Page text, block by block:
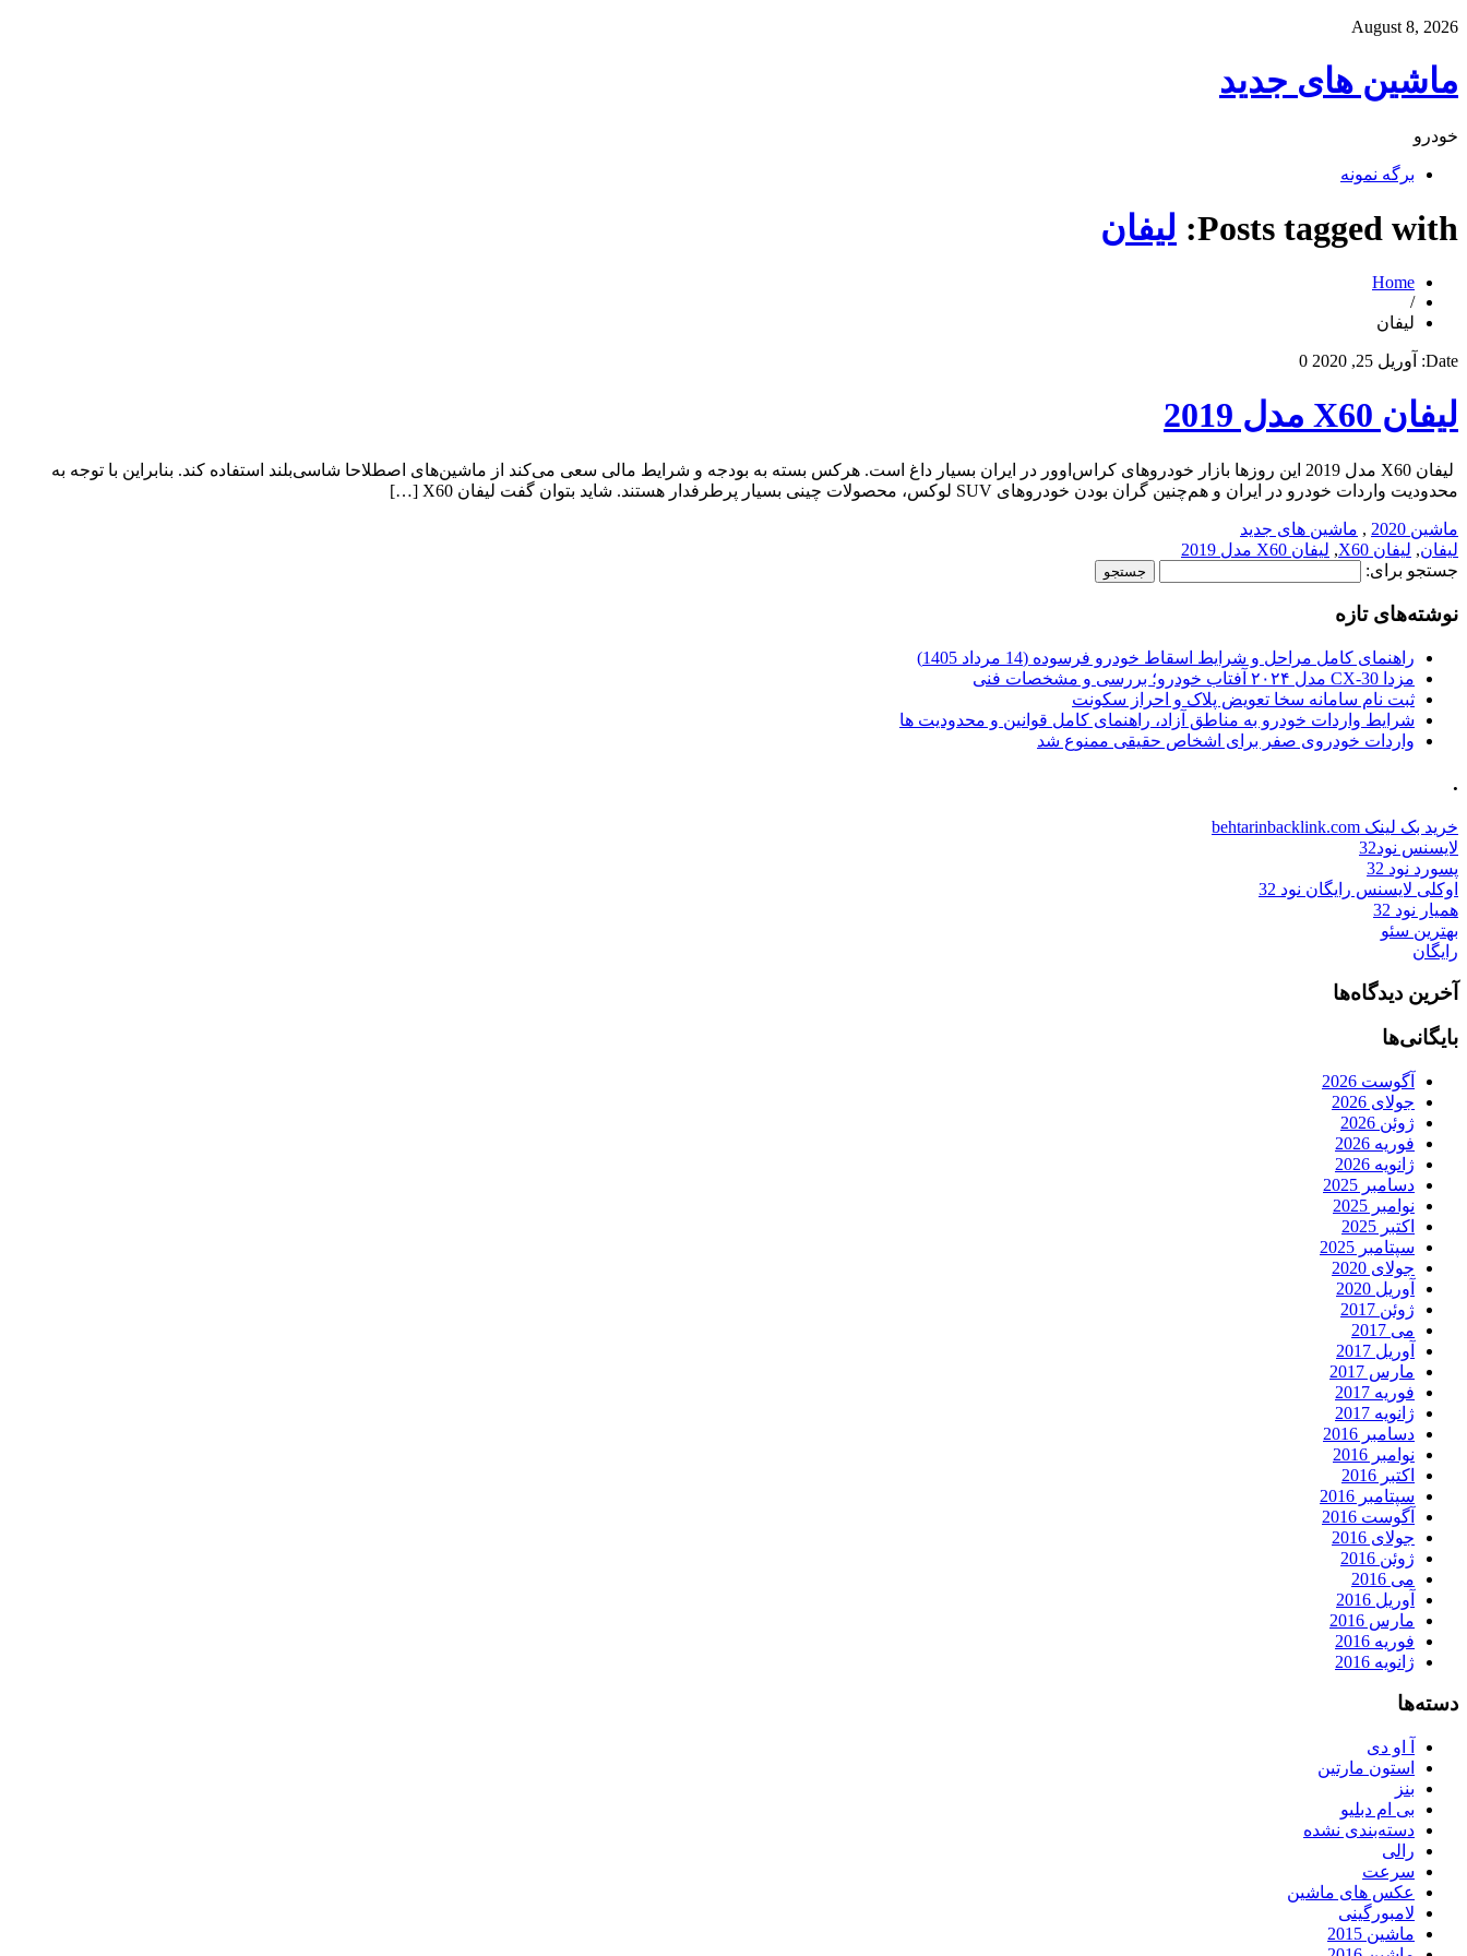
August 8, 2026
ماشین های جدید
خودرو
برگه نمونه
Posts tagged with: لیفان
Home
/
لیفان
Date: آوریل 25, 2020 0
لیفان X60 مدل 2019
لیفان X60 مدل 2019 این روزها بازار خودروهای کراس‌اوور در ایران بسیار داغ است. هرکس بسته به بودجه و شرایط مالی سعی می‌کند از ماشین‌های اصطلاحا شاسی‌بلند استفاده کند. بنابراین با توجه به
محدودیت واردات خودرو در ایران و هم‌چنین گران بودن خودروهای SUV لوکس، محصولات چینی بسیار پرطرفدار هستند. شاید بتوان گفت لیفان X60 […]
ماشین 2020 , ماشین های جدید
لیفان, لیفان X60 , لیفان X60 مدل 2019
جستجو برای:
نوشته‌های تازه
راهنمای کامل مراحل و شرایط اسقاط خودرو فرسوده (14 مرداد 1405)
مزدا CX-30 مدل ۲۰۲۴ آفتاب خودرو؛ بررسی و مشخصات فنی
ثبت نام سامانه سخا تعویض پلاک و احراز سکونت
شرایط واردات خودرو به مناطق آزاد، راهنمای کامل قوانین و محدودیت ها
واردات خودروی صفر برای اشخاص حقیقی ممنوع شد
.
خرید بک لینک behtarinbacklink.com
لایسنس نود32
پسورد نود 32
اوکلی لایسنس رایگان نود 32
همیار نود 32
بهترین سئو
رایگان
آخرین دیدگاه‌ها
بایگانی‌ها
آگوست 2026
جولای 2026
ژوئن 2026
فوریه 2026
ژانویه 2026
دسامبر 2025
نوامبر 2025
اکتبر 2025
سپتامبر 2025
جولای 2020
آوریل 2020
ژوئن 2017
می 2017
آوریل 2017
مارس 2017
فوریه 2017
ژانویه 2017
دسامبر 2016
نوامبر 2016
اکتبر 2016
سپتامبر 2016
آگوست 2016
جولای 2016
ژوئن 2016
می 2016
آوریل 2016
مارس 2016
فوریه 2016
ژانویه 2016
دسته‌ها
آ او دی
استون مارتین
بنز
بی ام دبلیو
دسته‌بندی نشده
رالی
سرعت
عکس های ماشین
لامبورگینی
ماشین 2015